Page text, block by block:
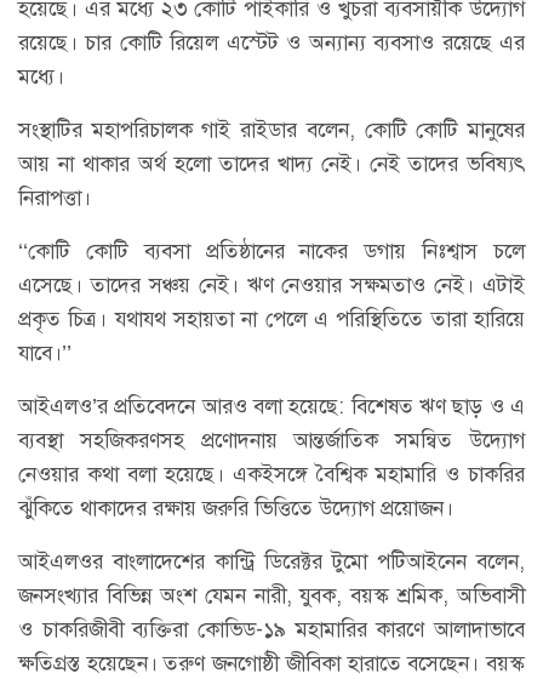
হয়েছে। এর মধ্যে ২৩ কোটি পাইকারি ও খুচরা ব্যবসায়ীক উদ্যোগ
রয়েছে। চার কোটি রিয়েল এস্টেট ও অন্যান্য ব্যবসাও রয়েছে এর
মধ্যে।
সংস্থাটির মহাপরিচালক গাই রাইডার বলেন, কোটি কোটি মানুষের
আয় না থাকার অর্থ হলো তাদের খাদ্য নেই। নেই তাদের ভবিষ্যৎ
নিরাপত্তা।
‘‘কোটি কোটি ব্যবসা প্রতিষ্ঠানের নাকের ডগায় নিঃশ্বাস চলে
এসেছে। তাদের সঞ্চয় নেই। ঋণ নেওয়ার সক্ষমতাও নেই। এটাই
প্রকৃত চিত্র। যথাযথ সহায়তা না পেলে এ পরিস্থিতিতে তারা হারিয়ে
যাবে।’’
আইএলও’র প্রতিবেদনে আরও বলা হয়েছে: বিশেষত ঋণ ছাড় ও এ
ব্যবস্থা সহজিকরণসহ প্রণোদনায় আন্তর্জাতিক সমন্বিত উদ্যোগ
নেওয়ার কথা বলা হয়েছে। একইসঙ্গে বৈশ্বিক মহামারি ও চাকরির
ঝুঁকিতে থাকাদের রক্ষায় জরুরি ভিত্তিতে উদ্যোগ প্রয়োজন।
আইএলওর বাংলাদেশের কান্ট্রি ডিরেক্টর টুমো পটিআইনেন বলেন,
জনসংখ্যার বিভিন্ন অংশ যেমন নারী, যুবক, বয়স্ক শ্রমিক, অভিবাসী
ও চাকরিজীবী ব্যক্তিরা কোভিড-১৯ মহামারির কারণে আলাদাভাবে
ক্ষতিগ্রস্ত হয়েছেন। তরুণ জনগোষ্ঠী জীবিকা হারাতে বসেছেন। বয়স্ক